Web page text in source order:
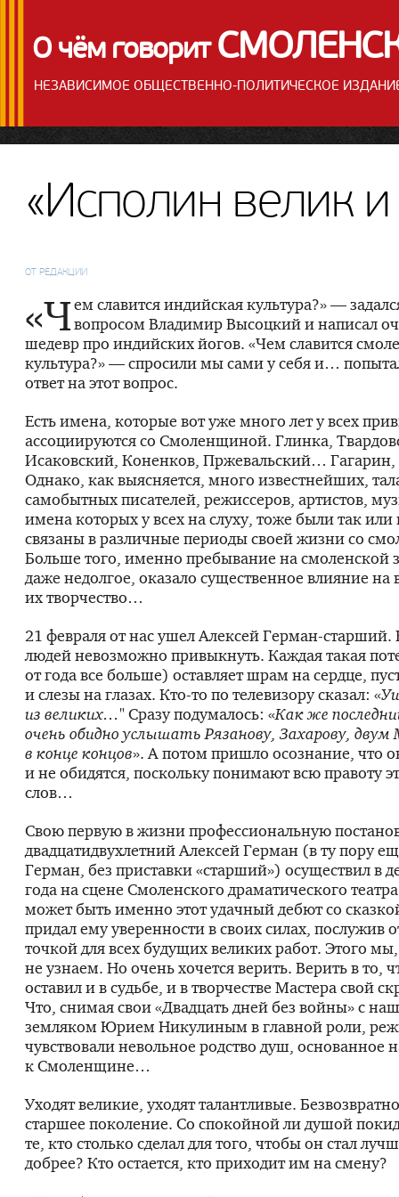
О чём говорит
НЕЗАВИСИМОЕ ОБЩЕСТВЕННО-ПОЛИТИЧЕСКОЕ
«Исполин велик
ОТ РЕДАКЦИИ
«Чем славится индийская культура?» —
вопросом Владимир Высоцкий и написал
шедевр про индийских йогов. «Чем славится
культура?» — спросили мы сами у себя и…
ответ на этот вопрос.
Есть имена, которые вот уже много лет у всех
ассоциируются со Смоленщиной. Глинка,
Исаковский, Коненков, Пржевальский…
Однако, как выясняется, много известнейших,
самобытных писателей, режиссеров, артистов,
имена которых у всех на слуху, тоже были так или
связаны в различные периоды своей жизни со
Больше того, именно пребывание на смоленской
даже недолгое, оказало существенное влияние на
их творчество…
21 февраля от нас ушел АлексейГерман-старший.
людей невозможно привыкнуть. Каждая такая
от года все больше) оставляет шрам на сердце,
и слезы на глазах. Кто-то по телевизору сказал: «
из великих…" Сразу подумалось: «Как же
очень обидно услышать Рязанову, Захарову,
в конце концов». А потом пришло осознание, что
и не обидятся, поскольку понимают всю правоту
слов…
Свою первую в жизни профессиональную
двадцатидвухлетний Алексей Герман (в ту пору
Герман, без приставки «старший») осуществил в
года на сцене Смоленского драматического
может быть именно этот удачный дебют со
придал ему уверенности в своих силах, послужив
точкой для всех будущих великих работ. Этого
не узнаем. Но очень хочется верить. Верить в то,
оставил и в судьбе, и в творчестве Мастера свой
Что, снимая свои «Двадцать дней без войны» с
земляком Юрием Никулиным в главной роли,
чувствовали невольное родство душ, основанное
к Смоленщине…
Уходят великие, уходят талантливые.
старшее поколение. Со спокойной ли душой
те, кто столько сделал для того, чтобы он стал
добрее? Кто остается, кто приходит им на смену?